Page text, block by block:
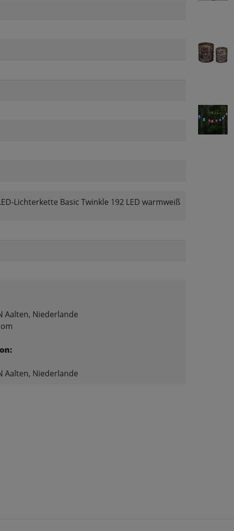
Lichterkette Basic Twinkle 192 LED warmweiß
Aalten, Niederlande
Aalten, Niederlande